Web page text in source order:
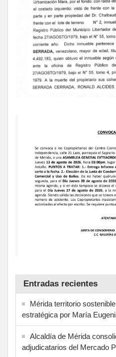
Entradas recientes
Mérida territorio
estratégica por María
Alcaldía de Mérida
adjudicatarios del Mercado